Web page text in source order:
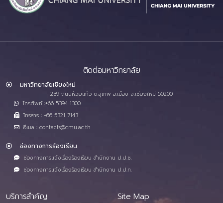
ติดต่อมหาวิทยาลัย
มหาวิทยาลัยเชียงใหม่
239 ถนนห้วยแก้ว ต.สุเทพ อ.เมือง จ.เชียงใหม่ 50200
โทรศัพท์ :+66 5394 1300
โทรสาร : +66 5321 7143
อีเมล : contacts@cmu.ac.th
ช่องทางการร้องเรียน
ช่องทางการแจ้งเรื่องร้องเรียน สำนักงาน ป.ป.ช.
ช่องทางการแจ้งเรื่องร้องเรียน สำนักงาน ป.ป.ท.
บริการสำคัญ Site Map